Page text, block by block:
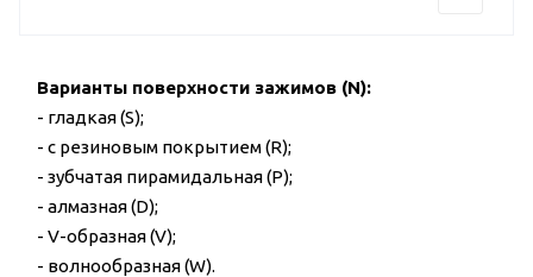
Варианты поверхности зажимов (N):
- гладкая (S);
- с резиновым покрытием (R);
- зубчатая пирамидальная (P);
- алмазная (D);
- V-образная (V);
- волнообразная (W).